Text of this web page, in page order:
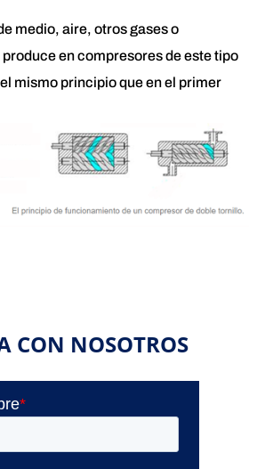
medio, aire, otros gases o
en compresores de este tipo
mismo principio que en el primer
CON NOSOTROS